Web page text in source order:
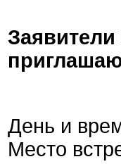
День и
Место